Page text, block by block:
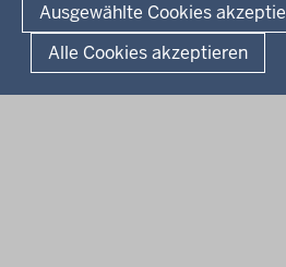
Ausgewählte Cookies
Alle Cookies akzeptieren
Fußzeile
Datenschutz Erklärung zur